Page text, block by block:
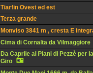
Tiarfin Ovest ed est
Terza grande
Monviso 3841 m , cresta E
Cima di Cornalta da Vilmaggiore
Da Caprile ai Piani di Pezzè per
Giro